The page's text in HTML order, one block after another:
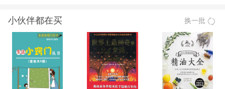
丹尼尔?戈尔曼，哈佛大学心理学博士，现为美国科
学促会研究员，曾四度获颁美国心理协会荣誉奖项，
并荣获美国心理学会终生成就奖。其经典著作《情
商:为什么情商比智商更重要》，畅销逾500万册，高
居《纽约时报》畅销书排行榜18个月。他还曾在《纽
小伙伴都在买 换一批